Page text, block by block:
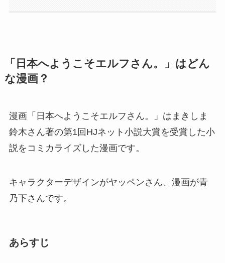
「日本へようこそエルフさん。」はどん
な漫画？
漫画「日本へようこそエルフさん。」はまきしま
鈴木さん著の第1回HJネット小説大賞を受賞した小
説をコミカライズした漫画です。
キャラクターデザインがヤッペンさん、漫画が青
乃下さんです。
あらすじ